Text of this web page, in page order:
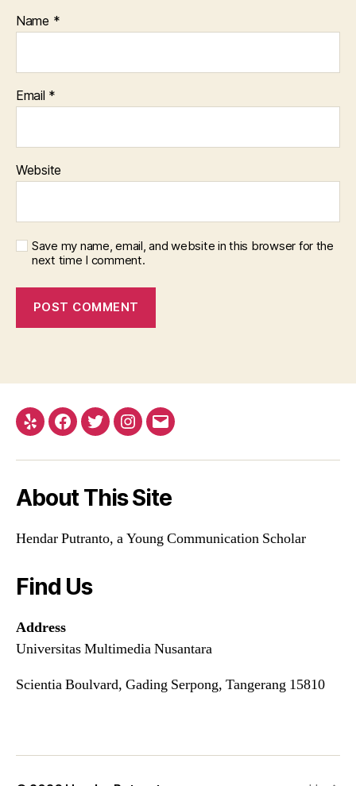
Name *
Email *
Website
Save my name, email, and website in this browser for the
next time I comment.
Yelp Facebook
TwitterInstagram
Email
About This Site
Hendar Putranto, a Young Communication Scholar
Find Us
Address
Universitas Multimedia Nusantara
Scientia Boulvard, Gading Serpong, Tangerang 15810